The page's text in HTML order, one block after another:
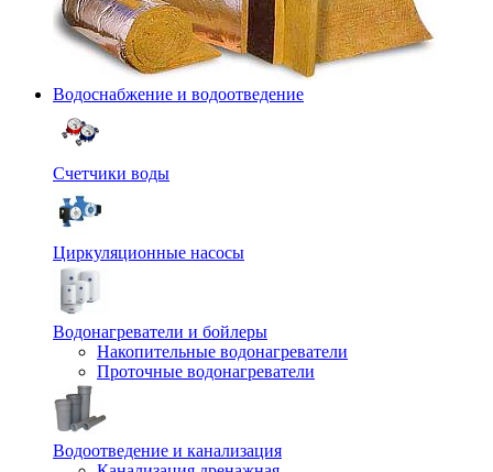
Водоснабжение и водоотведение
Счетчики воды
Циркуляционные насосы
Водонагреватели и бойлеры
Накопительные водонагреватели
Проточные водонагреватели
Водоотведение и канализация